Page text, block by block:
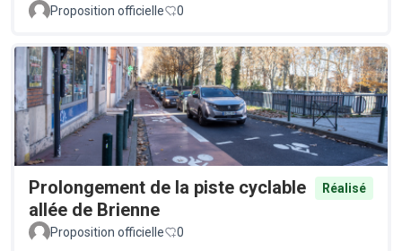
Proposition officielle 0
Prolongement de la piste cyclable
allée de Brienne
Réalisé
Proposition officielle 0